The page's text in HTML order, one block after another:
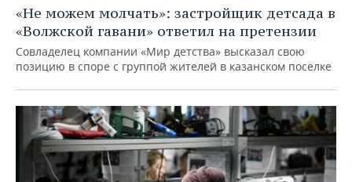
«Не можем молчать»: застройщик детсада в
«Волжской гавани» ответил на претензии
Совладелец компании «Мир детства» высказал свою
позицию в споре с группой жителей в казанском поселке